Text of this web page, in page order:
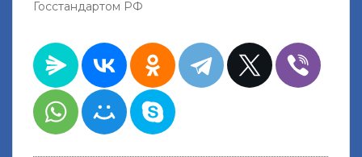
Госстандартом РФ